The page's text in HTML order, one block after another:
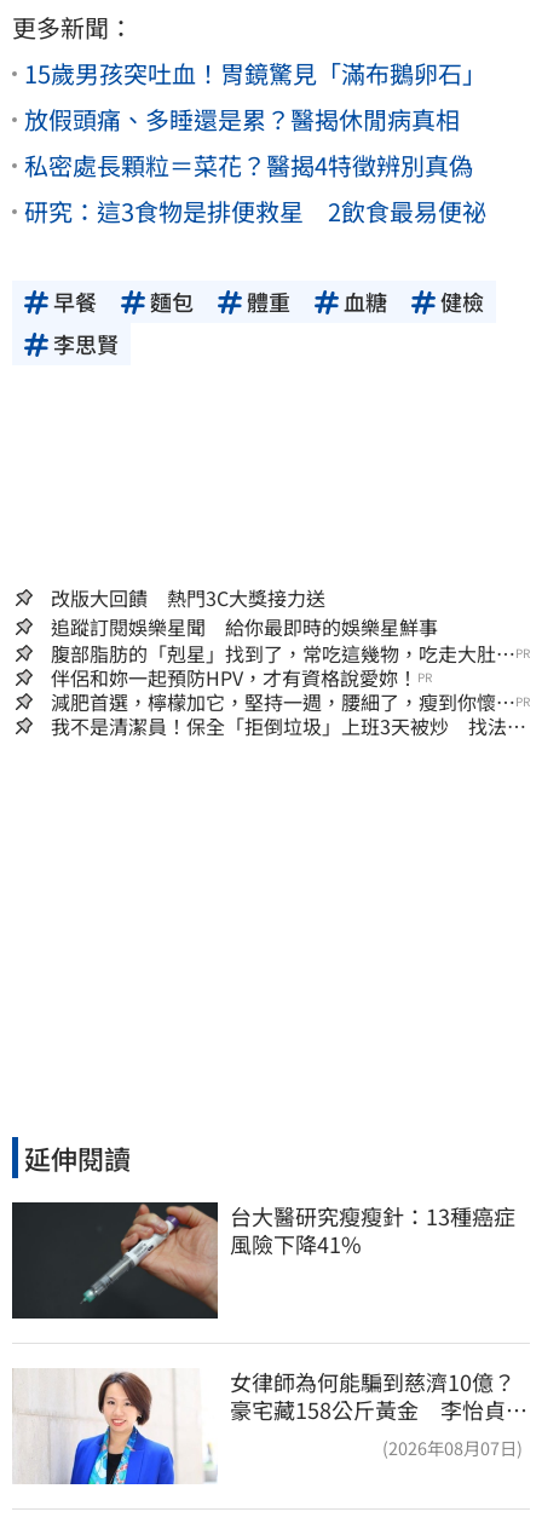
更多新聞：
15歲男孩突吐血！胃鏡驚見「滿布鵝卵石」
放假頭痛、多睡還是累？醫揭休閒病真相
私密處長顆粒＝菜花？醫揭4特徵辨別真偽
研究：這3食物是排便救星 2飲食最易便祕
早餐 麵包 體重 血糖
健檢
李思賢
改版大回饋 熱門3C大獎接力送
追蹤訂閱娛樂星聞 給你最即時的娛樂星鮮事
腹部脂肪的「剋星」找到了，常吃這幾物，吃走大肚
囊，瘦出小蠻腰
PR
伴侶和妳一起預防HPV，才有資格說愛妳！ PR
減肥首選，檸檬加它，堅持一週，腰細了，瘦到你懷疑
人生
PR
我不是清潔員！保全「拒倒垃圾」上班3天被炒 找法院
延伸閱讀
台大醫研究瘦瘦針：13種癌症
風險下降41%
女律師為何能騙到慈濟10億？
豪宅藏158公斤黃金 李怡貞驚
(2026年08月07日)